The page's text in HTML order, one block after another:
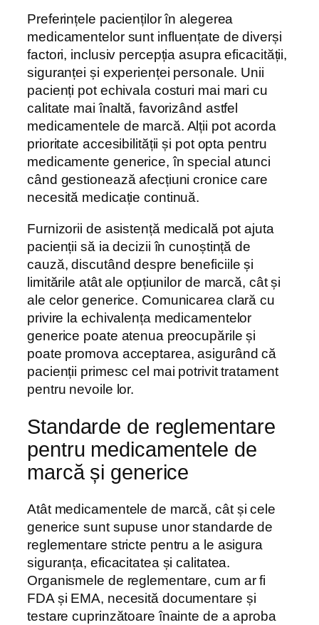
Preferințele pacienților în alegerea
medicamentelor sunt influențate de diverși
factori, inclusiv percepția asupra eficacității,
siguranței și experienței personale. Unii
pacienți pot echivala costuri mai mari cu
calitate mai înaltă, favorizând astfel
medicamentele de marcă. Alții pot acorda
prioritate accesibilității și pot opta pentru
medicamente generice, în special atunci
când gestionează afecțiuni cronice care
necesită medicație continuă.
Furnizorii de asistență medicală pot ajuta
pacienții să ia decizii în cunoștință de
cauză, discutând despre beneficiile și
limitările atât ale opțiunilor de marcă, cât și
ale celor generice. Comunicarea clară cu
privire la echivalența medicamentelor
generice poate atenua preocupările și
poate promova acceptarea, asigurând că
pacienții primesc cel mai potrivit tratament
pentru nevoile lor.
Standarde de reglementare
pentru medicamentele de
marcă și generice
Atât medicamentele de marcă, cât și cele
generice sunt supuse unor standarde de
reglementare stricte pentru a le asigura
siguranța, eficacitatea și calitatea.
Organismele de reglementare, cum ar fi
FDA și EMA, necesită documentare și
testare cuprinzătoare înainte de a aproba